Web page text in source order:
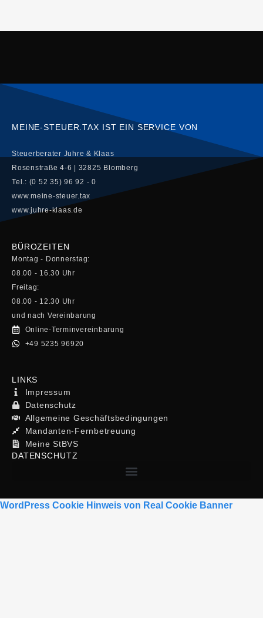
MEINE-STEUER.TAX IST EIN SERVICE VON
Steuerberater Juhre & Klaas
Rosenstraße 4-6 | 32825 Blomberg
Tel.: (0 52 35) 96 92 - 0
www.meine-steuer.tax
www.juhre-klaas.de
BÜROZEITEN
Montag - Donnerstag:
08.00 - 16.30 Uhr
Freitag:
08.00 - 12.30 Uhr
und nach Vereinbarung
Online-Terminvereinbarung
+49 5235 96920
LINKS
Impressum
Datenschutz
Allgemeine Geschäftsbedingungen
Mandanten-Fernbetreuung
Meine StBVS
DATENSCHUTZ
WordPress Cookie Hinweis von Real Cookie Banner